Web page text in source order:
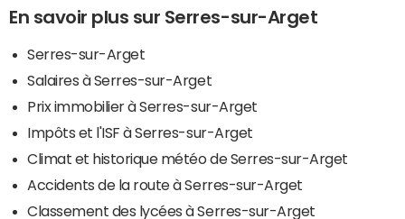
En savoir plus sur Serres-sur-Arget
Serres-sur-Arget
Salaires à Serres-sur-Arget
Prix immobilier à Serres-sur-Arget
Impôts et l'ISF à Serres-sur-Arget
Climat et historique météo de Serres-sur-Arget
Accidents de la route à Serres-sur-Arget
Classement des lycées à Serres-sur-Arget